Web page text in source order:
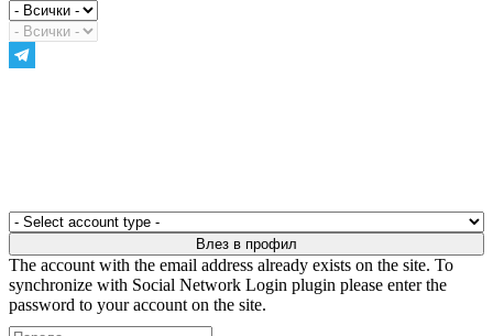
The account with the email address already exists on the site. To
synchronize with Social Network Login plugin please enter the
password to your account on the site.